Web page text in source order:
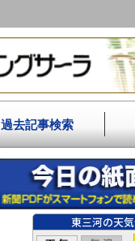
過去記事検索